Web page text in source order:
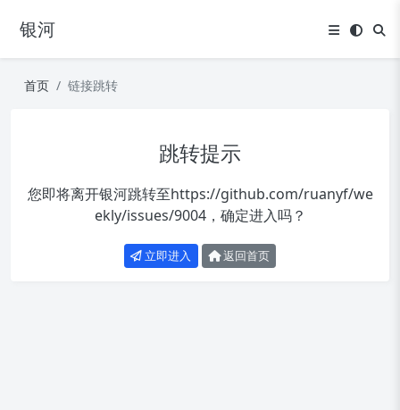
银河
首页 链接跳转
跳转提示
您即将离开银河跳转至https://github.com/ruanyf/we
ekly/issues/9004，确定进入吗？
立即进入 返回首页